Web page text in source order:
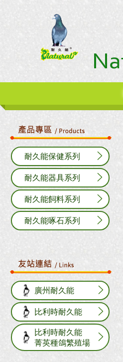
耐久能保健系列
耐久能器具系列
耐久能飼料系列
耐久能啄石系列
廣州耐久能
比利時耐久能
比利時耐久能
菁英種鴿繁殖場